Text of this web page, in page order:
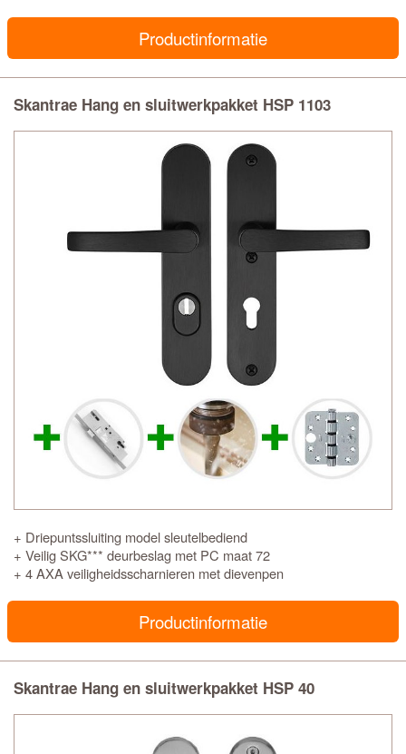
Productinformatie
Skantrae Hang en sluitwerkpakket HSP 1103
+ Driepuntssluiting model sleutelbediend
+ Veilig SKG*** deurbeslag met PC maat 72
+ 4 AXA veiligheidsscharnieren met dievenpen
Productinformatie
Skantrae Hang en sluitwerkpakket HSP 40